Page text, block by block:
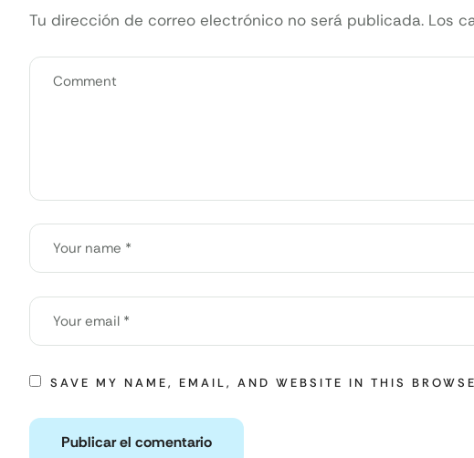
Tu dirección de correo electrónico no será publicada. Los
SAVE MY NAME, EMAIL, AND WEBSITE IN THIS